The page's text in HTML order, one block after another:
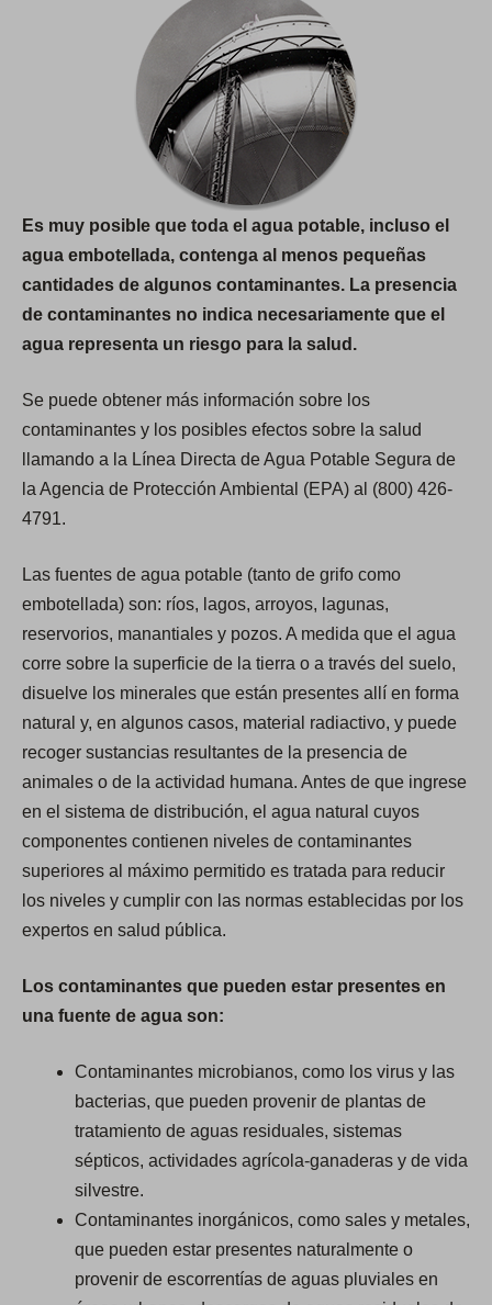
Es muy posible que toda el agua potable, incluso el
agua embotellada, contenga al menos pequeñas
cantidades de algunos contaminantes. La presencia
de contaminantes no indica necesariamente que el
agua representa un riesgo para la salud.
Se puede obtener más información sobre los
contaminantes y los posibles efectos sobre la salud
llamando a la Línea Directa de Agua Potable Segura de
la Agencia de Protección Ambiental (EPA) al (800) 426-
4791.
Las fuentes de agua potable (tanto de grifo como
embotellada) son: ríos, lagos, arroyos, lagunas,
reservorios, manantiales y pozos. A medida que el agua
corre sobre la superficie de la tierra o a través del suelo,
disuelve los minerales que están presentes allí en forma
natural y, en algunos casos, material radiactivo, y puede
recoger sustancias resultantes de la presencia de
animales o de la actividad humana. Antes de que ingrese
en el sistema de distribución, el agua natural cuyos
componentes contienen niveles de contaminantes
superiores al máximo permitido es tratada para reducir
los niveles y cumplir con las normas establecidas por los
expertos en salud pública.
Los contaminantes que pueden estar presentes en
una fuente de agua son:
Contaminantes microbianos, como los virus y las
bacterias, que pueden provenir de plantas de
tratamiento de aguas residuales, sistemas
sépticos, actividades agrícola-ganaderas y de vida
silvestre.
Contaminantes inorgánicos, como sales y metales,
que pueden estar presentes naturalmente o
provenir de escorrentías de aguas pluviales en